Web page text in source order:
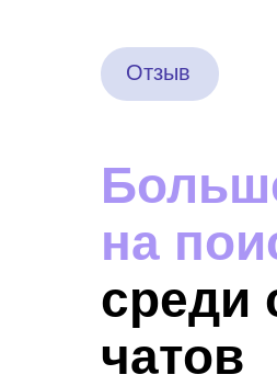
на
среди
чатов
Отзыв